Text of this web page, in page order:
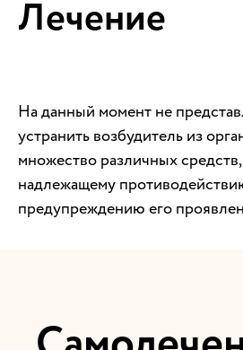
Лечение
На данный момент не
устранить возбудитель из
множество различных
надлежащему
предупреждению его